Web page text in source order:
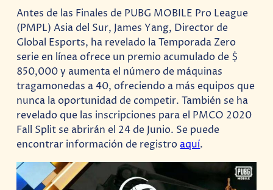
Antes de las Finales de PUBG MOBILE Pro League
(PMPL) Asia del Sur, James Yang, Director de
Global Esports, ha revelado la Temporada Zero
serie en línea ofrece un premio acumulado de $
850,000 y aumenta el número de máquinas
tragamonedas a 40, ofreciendo a más equipos que
nunca la oportunidad de competir. También se ha
revelado que las inscripciones para el PMCO 2020
Fall Split se abrirán el 24 de Junio. Se puede
encontrar información de registro aquí.